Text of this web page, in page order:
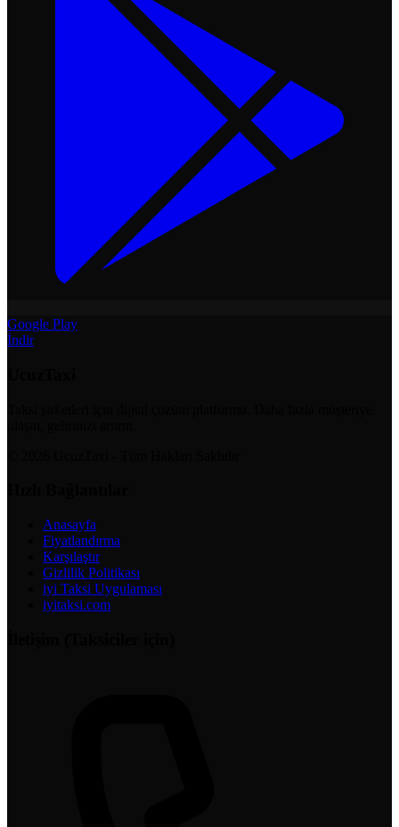
Google Play
İndir
Anasayfa
Fiyatlandırma
Karşılaştır
Gizlilik Politikası
iyi Taksi Uygulaması
iyitaksi.com